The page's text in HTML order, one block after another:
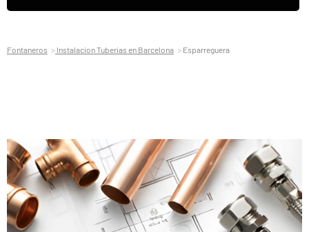
Fontaneros Instalacion Tuberias en Barcelona Esparreguera